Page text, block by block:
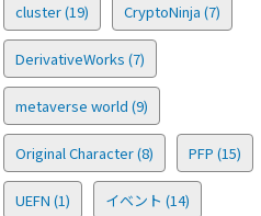
cluster(19) CryptoNinja (7)
DerivativeWorks (7)
metaverse world (9)
Original Character(8) PFP (15)
UEFN (1) イベント (14)